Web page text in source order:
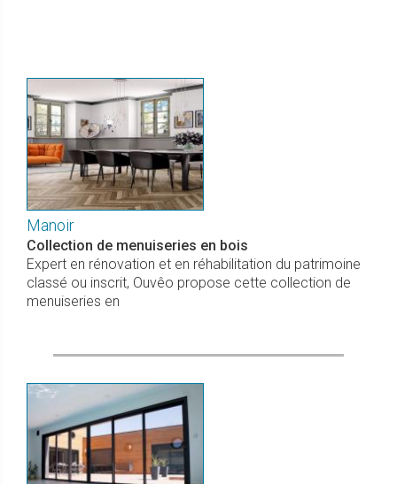
Manoir
Collection de menuiseries en bois
Expert en rénovation et en réhabilitation du patrimoine
classé ou inscrit, Ouvêo propose cette collection de
menuiseries en